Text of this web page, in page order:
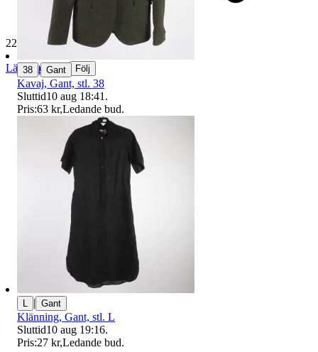
229 621 omdömen
Läs omdömen Följ
38 | Gant
Kavaj, Gant, stl. 38
Sluttid10 aug 18:41 .
Pris:63 kr,Ledande bud.
| Gant
Klänning, Gant, stl. L
Sluttid10 aug 19:16.
Pris:27 kr,Ledande bud.